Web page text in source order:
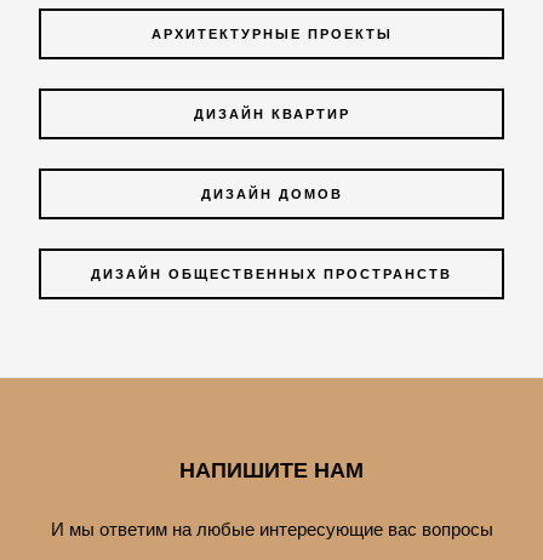
АРХИТЕКТУРНЫЕ ПРОЕКТЫ
ДИЗАЙН КВАРТИР
ДИЗАЙН ДОМОВ
ДИЗАЙН ОБЩЕСТВЕННЫХ ПРОСТРАНСТВ
НАПИШИТЕ НАМ
И мы ответим на любые интересующие вас вопросы